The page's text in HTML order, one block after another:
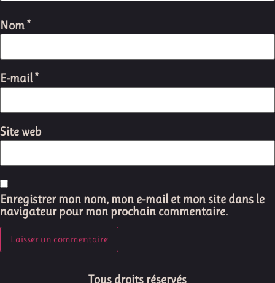
Nom*
E-mail*
Site web
Enregistrer mon nom, mon e-mail et mon site dans le
navigateur pour mon prochain commentaire.
Tous droits réservés